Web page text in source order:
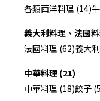
各類西洋料理 (14)
義大利料理、法國
法國料理 (62)義大
中華料理 (21)
中華料理 (18)餃子